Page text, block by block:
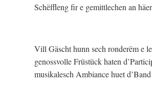
Schëffleng fir e gemittlechen an
Vill Gäscht hunn sech ronderëm e
genossvolle Früstück haten
musikalesch Ambiance huet